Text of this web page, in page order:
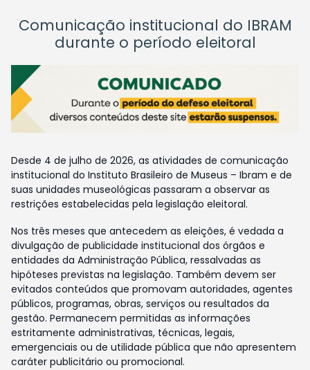
Comunicação institucional do IBRAM
durante o período eleitoral
Desde 4 de julho de 2026, as atividades de comunicação
institucional do Instituto Brasileiro de Museus – Ibram e de
suas unidades museológicas passaram a observar as
restrições estabelecidas pela legislação eleitoral.
Nos três meses que antecedem as eleições, é vedada a
divulgação de publicidade institucional dos órgãos e
entidades da Administração Pública, ressalvadas as
hipóteses previstas na legislação. Também devem ser
evitados conteúdos que promovam autoridades, agentes
públicos, programas, obras, serviços ou resultados da
gestão. Permanecem permitidas as informações
estritamente administrativas, técnicas, legais,
emergenciais ou de utilidade pública que não apresentem
caráter publicitário ou promocional.